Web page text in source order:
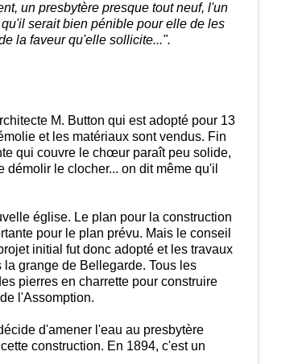
un presbytère presque tout neuf, l'un
serait bien pénible pour elle de les
la faveur qu'elle sollicite...".
M. Button qui est adopté pour 13
et les matériaux sont vendus. Fin
qui couvre le chœur paraît peu solide,
le clocher... on dit même qu'il
église. Le plan pour la construction
pour le plan prévu. Mais le conseil
initial fut donc adopté et les travaux
grange de Bellegarde. Tous les
pierres en charrette pour construire
l'Assomption.
d'amener l'eau au presbytère
construction. En 1894, c'est un